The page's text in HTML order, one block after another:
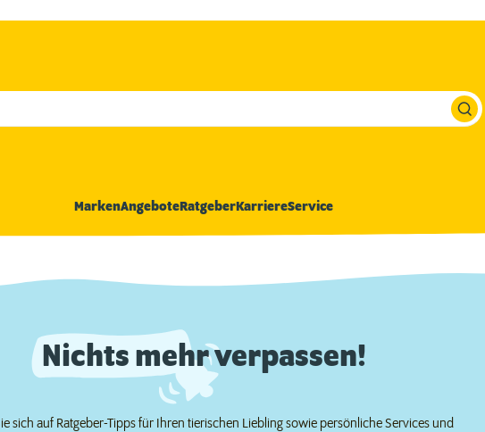
MarkenAngeboteRatgeberKarriereService
Nichts mehr verpassen!
sich auf Ratgeber-Tipps für Ihren tierischen Liebling sowie persönliche Services und